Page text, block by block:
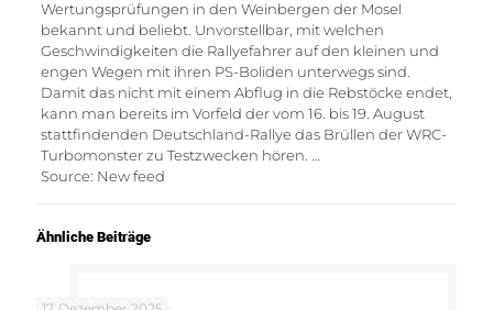
Wertungsprüfungen in den Weinbergen der Mosel
bekannt und beliebt. Unvorstellbar, mit welchen
Geschwindigkeiten die Rallyefahrer auf den kleinen und
engen Wegen mit ihren PS-Boliden unterwegs sind.
Damit das nicht mit einem Abflug in die Rebstöcke endet,
kann man bereits im Vorfeld der vom 16. bis 19. August
stattfindenden Deutschland-Rallye das Brüllen der WRC-
Turbomonster zu Testzwecken hören. …
Source: New feed
Ähnliche Beiträge